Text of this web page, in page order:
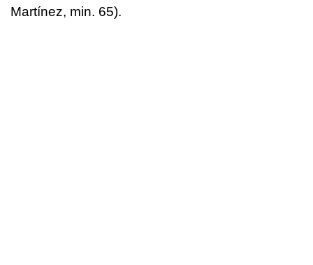
Martínez, min. 65).